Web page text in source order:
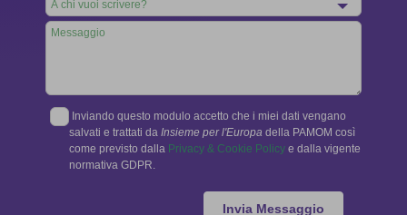
Inviando questo modulo accetto che i miei dati vengano
salvati e trattati da Insieme per l'Europa della PAMOM così
come previsto dalla Privacy & Cookie Policy e dalla vigente
normativa GDPR.
Invia Messaggio